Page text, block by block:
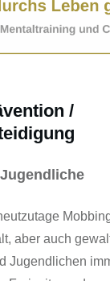
/
aber auch
Jugendlichen